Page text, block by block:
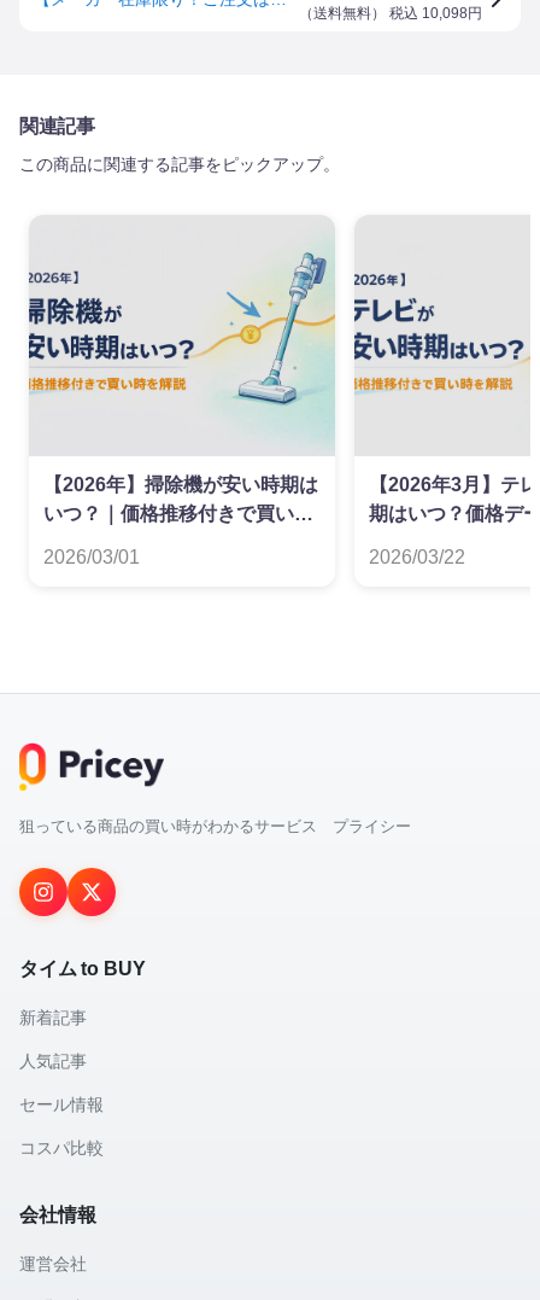
（送料無料） 税込 10,098 円
関連記事
この商品に関連する記事をピックアップ。
【2026年】掃除機が安い時期は
いつ？｜価格推移付きで買い時
2026/03/01
【2026年3月】テ
期はいつ？価格デ
2026/03/22
狙っている商品の買い時がわかるサービス プライシー
タイム to BUY
新着記事
人気記事
セール情報
コスパ比較
会社情報
運営会社